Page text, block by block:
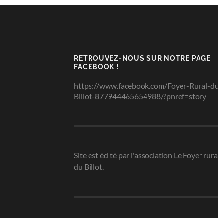
RETROUVEZ-NOUS SUR NOTRE PAGE
FACEBOOK !
https://www.facebook.com/Foyer-Rural-
Billot-877944465654988/?pnref=story
Site est édité par l'association Le Foyer
du Billot.